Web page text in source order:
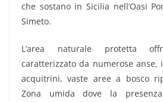
che sostano in Sicilia nell’Oasi
Simeto.
L’area naturale protetta
caratterizzato da numerose anse,
acquitrini, vaste aree a bosco
Zona umida dove la